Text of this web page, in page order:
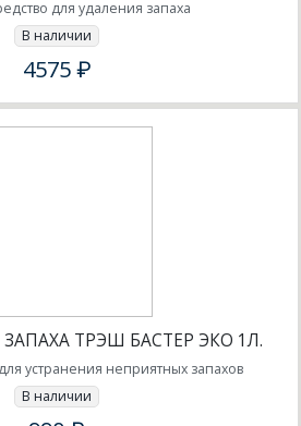
для удаления запаха
В наличии
4575 ₽
ТРЭШ БАСТЕР ЭКО 1Л.
устранения неприятных запахов
В наличии